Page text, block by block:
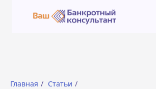
Главная / Статьи /